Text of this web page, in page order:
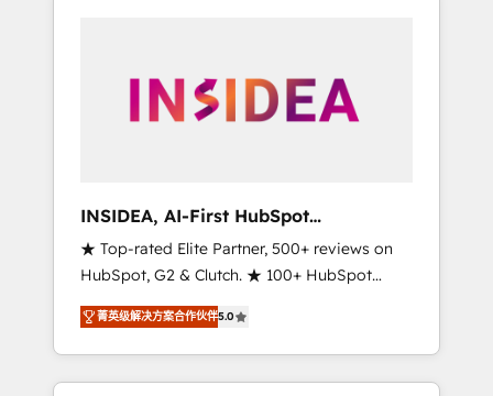
globally regionalized HubSpot websites,
integrated marketing campaigns, & RevOps
adoption with change-management
programs, and align marketing, sales, and
service to drive sustainable growth With 6
key HubSpot accreditations and experience
across hundreds of organizations in dozens
of industries, there’s a good chance one of
our globally integrated teams has worked
INSIDEA, AI-First HubSpot
Onboarding & RevOps
★ Top-rated Elite Partner, 500+ reviews on
HubSpot, G2 & Clutch. ★ 100+ HubSpot
Certified Experts & Trainers across the team
★ 1,500+ implementations across five
continents ★ AI-First, RevOps-led,
Onboarding obsessed ★ Company of the
菁英级解决方案合作伙伴5.0